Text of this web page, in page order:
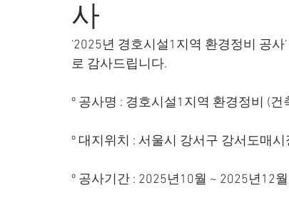
사
'2025년 경호시설1지역 환경정비 공
로 감사드립니다.
º 공사명 : 경호시설1지역 환경정비 (건
º 대지위치 : 서울시 강서구 강서도매
º 공사기간 : 2025년10월 ~ 2025년12월